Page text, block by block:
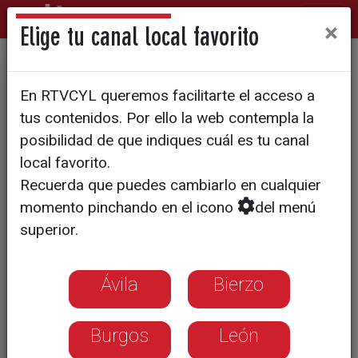
El vino como punto de
encuentro
Elige tu canal local favorito ×
En RTVCYL queremos facilitarte el acceso a
tus contenidos. Por ello la web contempla la
posibilidad de que indiques cuál es tu canal
local favorito.
Recuerda que puedes cambiarlo en cualquier
momento pinchando en el icono
del menú
superior.
Ávila Bierzo
Burgos León